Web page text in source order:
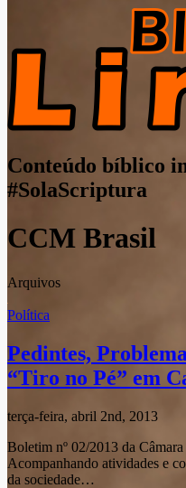
Conteúdo bíblico
#SolaScriptura
CCM Brasil
Arquivos
Política
Pedintes,
“Tiro no Pé” em
terça-feira, abril 2nd, 2013
Boletim nº 02/2013 da
Acompanhando atividades e
da sociedade…